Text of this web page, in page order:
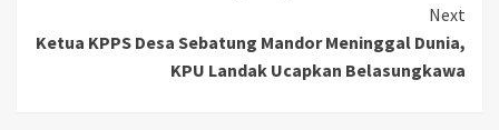
Next
Ketua KPPS Desa Sebatung Mandor Meninggal Dunia,
KPU Landak Ucapkan Belasungkawa